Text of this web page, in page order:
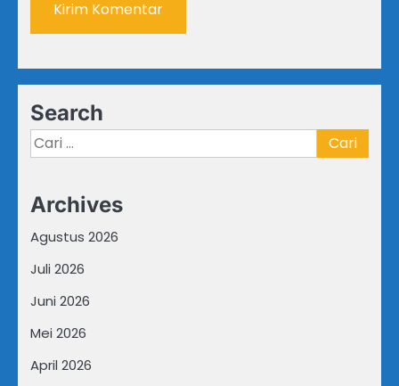
Search
Cari
untuk:
Archives
Agustus 2026
Juli 2026
Juni 2026
Mei 2026
April 2026